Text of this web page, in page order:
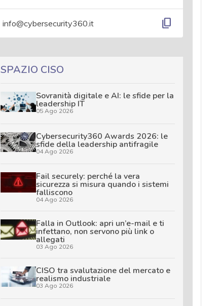
info@cybersecurity360.it content_copy
SPAZIO CISO
Sovranità digitale e AI: le sfide per la
leadership IT
05 Ago 2026
Cybersecurity360 Awards 2026: le
sfide della leadership antifragile
04 Ago 2026
Fail securely: perché la vera
sicurezza si misura quando i sistemi
falliscono
04 Ago 2026
Falla in Outlook: apri un’e-mail e ti
infettano, non servono più link o
allegati
03 Ago 2026
CISO tra svalutazione del mercato e
realismo industriale
03 Ago 2026